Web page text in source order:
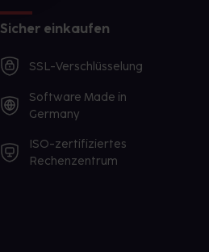
Sicher einkaufen
SSL-Verschlüsselung
Software Made in
Germany
ISO-zertifiziertes
Rechenzentrum